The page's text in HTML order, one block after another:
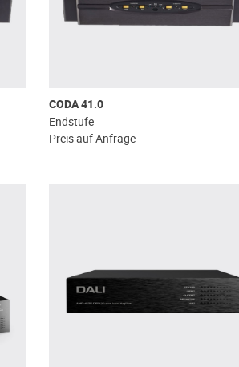
CODA 41.0
Endstufe
Preis auf Anfrage